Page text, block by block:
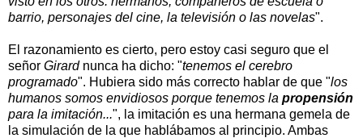
barrio, personajes del cine, la televisión o las novelas".
El razonamiento es cierto, pero estoy casi seguro que el
señor Girardnunca ha dicho: "tenemos el cerebro
programado". Hubiera sido más correcto hablar de que "los
humanos somos envidiosos porque tenemos la propensión
para la imitación...", la imitación es una hermana gemela de
la simulación de la que hablábamos al principio. Ambas